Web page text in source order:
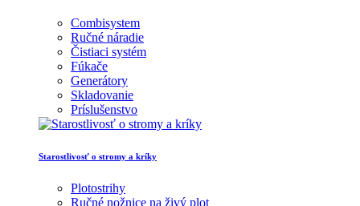
Combisystem
Ručné náradie
Čistiaci systém
Fúkače
Generátory
Skladovanie
Príslušenstvo
Starostlivosť o stromy a kríky
Plotostrihy
Ručné nožnice na živý plot